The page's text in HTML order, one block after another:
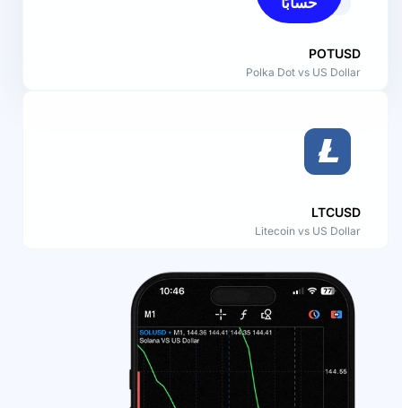
X
POTUSD
Polka Dot vs US Dollar
LTCUSD
Litecoin vs US Dollar